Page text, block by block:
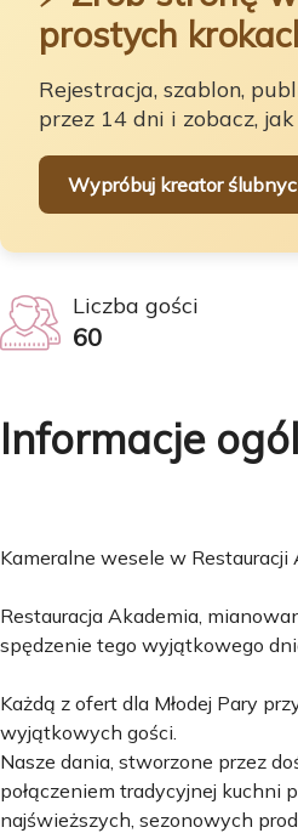
prostych
Rejestracja, szablon,
przez 14 dni i zobacz, jak
Wypróbuj kreator
Liczba gości
60
Informacje
Kameralne wesele w Restauracji
Restauracja Akademia,
spędzenie tego wyjątkowego
Każdą z ofert dla Młodej Pary
wyjątkowych gości.
Nasze dania, stworzone przez
połączeniem tradycyjnej kuchni
najświeższych, sezonowych